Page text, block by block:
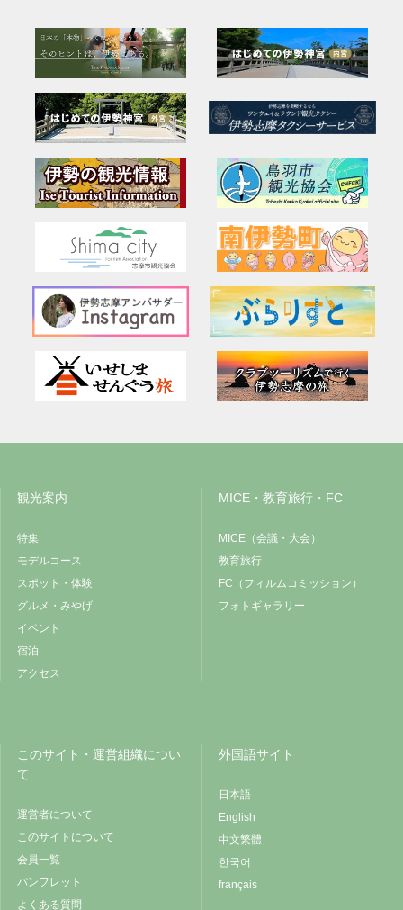
観光案内
特集
モデルコース
スポット・体験
グルメ・みやげ
イベント
宿泊
アクセス
MICE・教育旅行・FC
MICE（会議・大会）
教育旅行
FC（フィルムコミッション）
フォトギャラリー
このサイト・運営組織につい
て
運営者について
このサイトについて
会員一覧
パンフレット
よくある質問
外国語サイト
日本語
English
中文繁體
한국어
français